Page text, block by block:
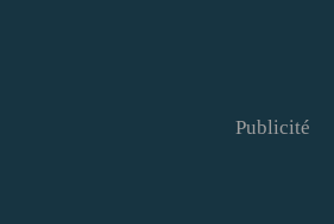
Publicité